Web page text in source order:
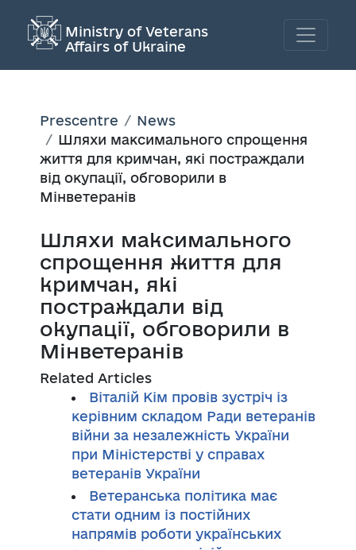
Ministry of Veterans
Affairs of Ukraine
Prescentre
News
Шляхи максимального спрощення
життя для кримчан, які постраждали
від окупації, обговорили в
Мінветеранів
Шляхи максимального
спрощення життя для
кримчан, які
постраждали від
окупації, обговорили в
Мінветеранів
Related Articles
Віталій Кім провів зустріч із
керівним складом Ради ветеранів
війни за незалежність України
при Міністерстві у справах
ветеранів України
Ветеранська політика має
стати одним із постійних
напрямів роботи українських